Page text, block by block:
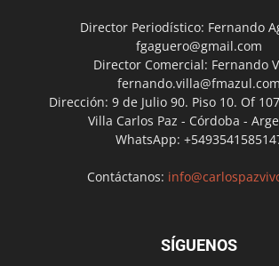
Director Periodístico: Fernando
fgaguero@gmail.com
Director Comercial: Fernando
fernando.villa@fmazul.com
Dirección: 9 de Julio 90. Piso 10. Of
Villa Carlos Paz - Córdoba -
WhatsApp:
Contáctanos:
SÍGUENOS